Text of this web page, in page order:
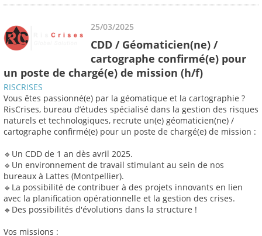
25/03/2025
CDD / Géomaticien(ne) /
cartographe confirmé(e) pour
un poste de chargé(e) de mission (h/f)
RISCRISES
Vous êtes passionné(e) par la géomatique et la cartographie ?
RisCrises, bureau d’études spécialisé dans la gestion des risques
naturels et technologiques, recrute un(e) géomaticien(ne) /
cartographe confirmé(e) pour un poste de chargé(e) de mission :
🔹Un CDD de 1 an dès avril 2025.
🔹Un environnement de travail stimulant au sein de nos
bureaux à Lattes (Montpellier).
🔹La possibilité de contribuer à des projets innovants en lien
avec la planification opérationnelle et la gestion des crises.
🔹Des possibilités d'évolutions dans la structure !
Vos missions :